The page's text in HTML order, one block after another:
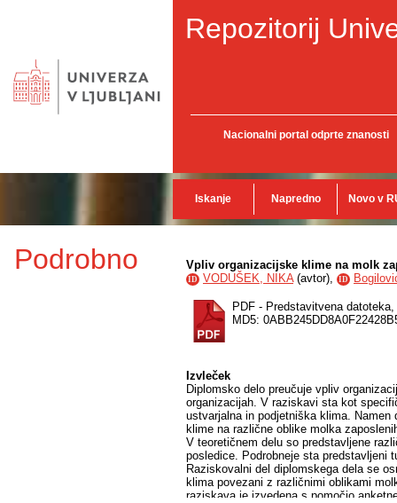
Repozitorij
Nacionalni portal odprte znanosti
Iskanje Napredno Novo v
Podrobno Vpliv organizacijske klime na molk
ID VODUŠEK, NIKA(avtor), ID
PDF - Predstavitvena datoteka,
MD5:
Izvleček
Diplomsko delo preučuje vpliv
organizacijah. V raziskavi sta kot
ustvarjalna in podjetniška klima.
klime na različne oblike molka
V teoretičnem delu so predstavljene
posledice. Podrobneje sta predstavljeni
Raziskovalni del diplomskega dela se
klima povezani z različnimi oblikami
raziskava je izvedena s pomočjo